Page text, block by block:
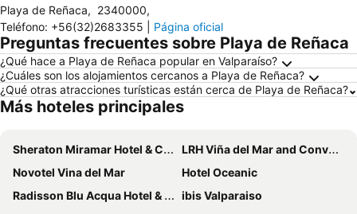
Playa de Reñaca, 2340000,
Teléfono: +56(32)2683355 Página oficial
Preguntas frecuentes sobre Playa de Reñaca
¿Qué hace a Playa de Reñaca popular en Valparaíso?
¿Cuáles son los alojamientos cercanos a Playa de Reñaca?
¿Qué otras atracciones turísticas están cerca de Playa de Reñaca?
Más hoteles principales
Sheraton Miramar Hotel & Convention Center
LRH Viña del Mar and Convention Center
Novotel Vina del Mar
Hotel Oceanic
Radisson Blu Acqua Hotel & Spa Concon
ibis Valparaiso